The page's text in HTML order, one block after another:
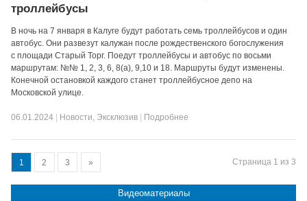
троллейбусы
В ночь на 7 января в Калуге будут работать семь троллейбусов и один
автобус. Они развезут калужан после рождественского богослужения
с площади Старый Торг. Поедут троллейбусы и автобус по восьми
маршрутам: №№ 1, 2, 3, 6, 8(а), 9,10 и 18. Маршруты будут изменены.
Конечной остановкой каждого станет троллейбусное депо на
Московской улице.
06.01.2024 Новости, Эксклюзив Подробнее
Страница 1 из 3
1 2 3 »
Видеоматериалы